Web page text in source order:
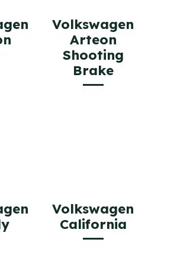
Volkswagen
Arteon
Shooting
Brake
Volkswagen
California